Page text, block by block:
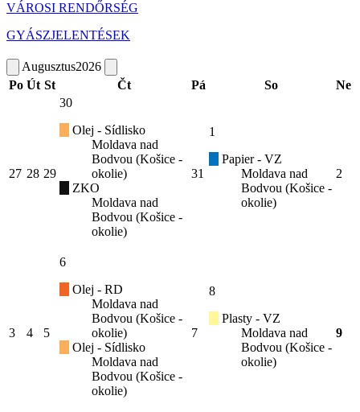
VÁROSI RENDŐRSÉG
GYÁSZJELENTÉSEK
Augusztus2026
Po Út St Čt Pá So Ne
27 28 29
30
Olej - Sídlisko
Moldava nad
Bodvou (Košice -
okolie)
ZKO
Moldava nad
Bodvou (Košice -
okolie)
31
1
Papier - VZ
Moldava nad
Bodvou (Košice -
okolie)
2
3 4 5
6
Olej - RD
Moldava nad
Bodvou (Košice -
okolie)
Olej - Sídlisko
Moldava nad
Bodvou (Košice -
okolie)
7
8
Plasty - VZ
Moldava nad
Bodvou (Košice -
okolie)
9